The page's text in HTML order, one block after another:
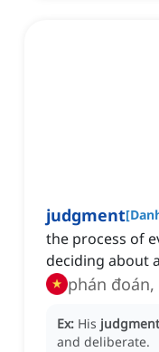
judgment[
the process of
deciding about
phán
Ex: His judgment
and deliberate.